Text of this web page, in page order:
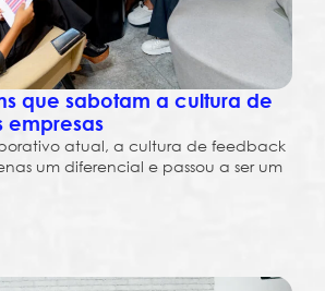
que sabotam a cultura de
empresas
atual, a cultura de feedback
um diferencial e passou a ser um